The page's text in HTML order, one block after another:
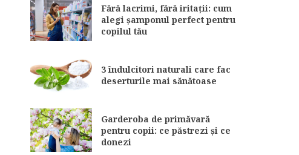
Fără lacrimi, fără iritații: cum
alegi șamponul perfect pentru
copilul tău
3 îndulcitori naturali care fac
deserturile mai sănătoase
Garderoba de primăvară
pentru copii: ce păstrezi și ce
donezi